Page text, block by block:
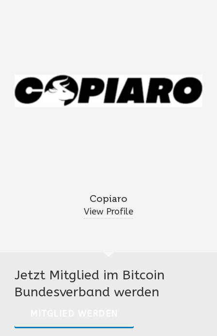
Copiaro
View Profile
Jetzt Mitglied im Bitcoin
Bundesverband werden